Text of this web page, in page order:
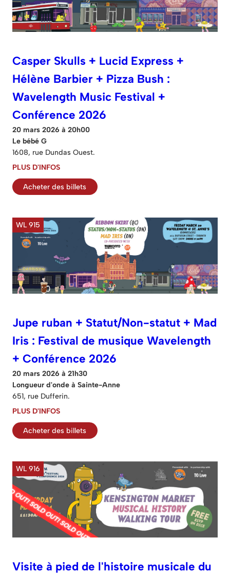
Casper Skulls + Lucid Express +
Hélène Barbier + Pizza Bush :
Wavelength Music Festival +
Conférence 2026
20 mars 2026 à 20h00
Le bébé G
1608, rue Dundas Ouest.
PLUS D'INFOS
Acheter des billets
WL 915
Jupe ruban + Statut/Non-statut + Mad
Iris : Festival de musique Wavelength
+ Conférence 2026
20 mars 2026 à 21h30
Longueur d'onde à Sainte-Anne
651, rue Dufferin.
PLUS D'INFOS
Acheter des billets
WL 916
Visite à pied de l'histoire musicale du